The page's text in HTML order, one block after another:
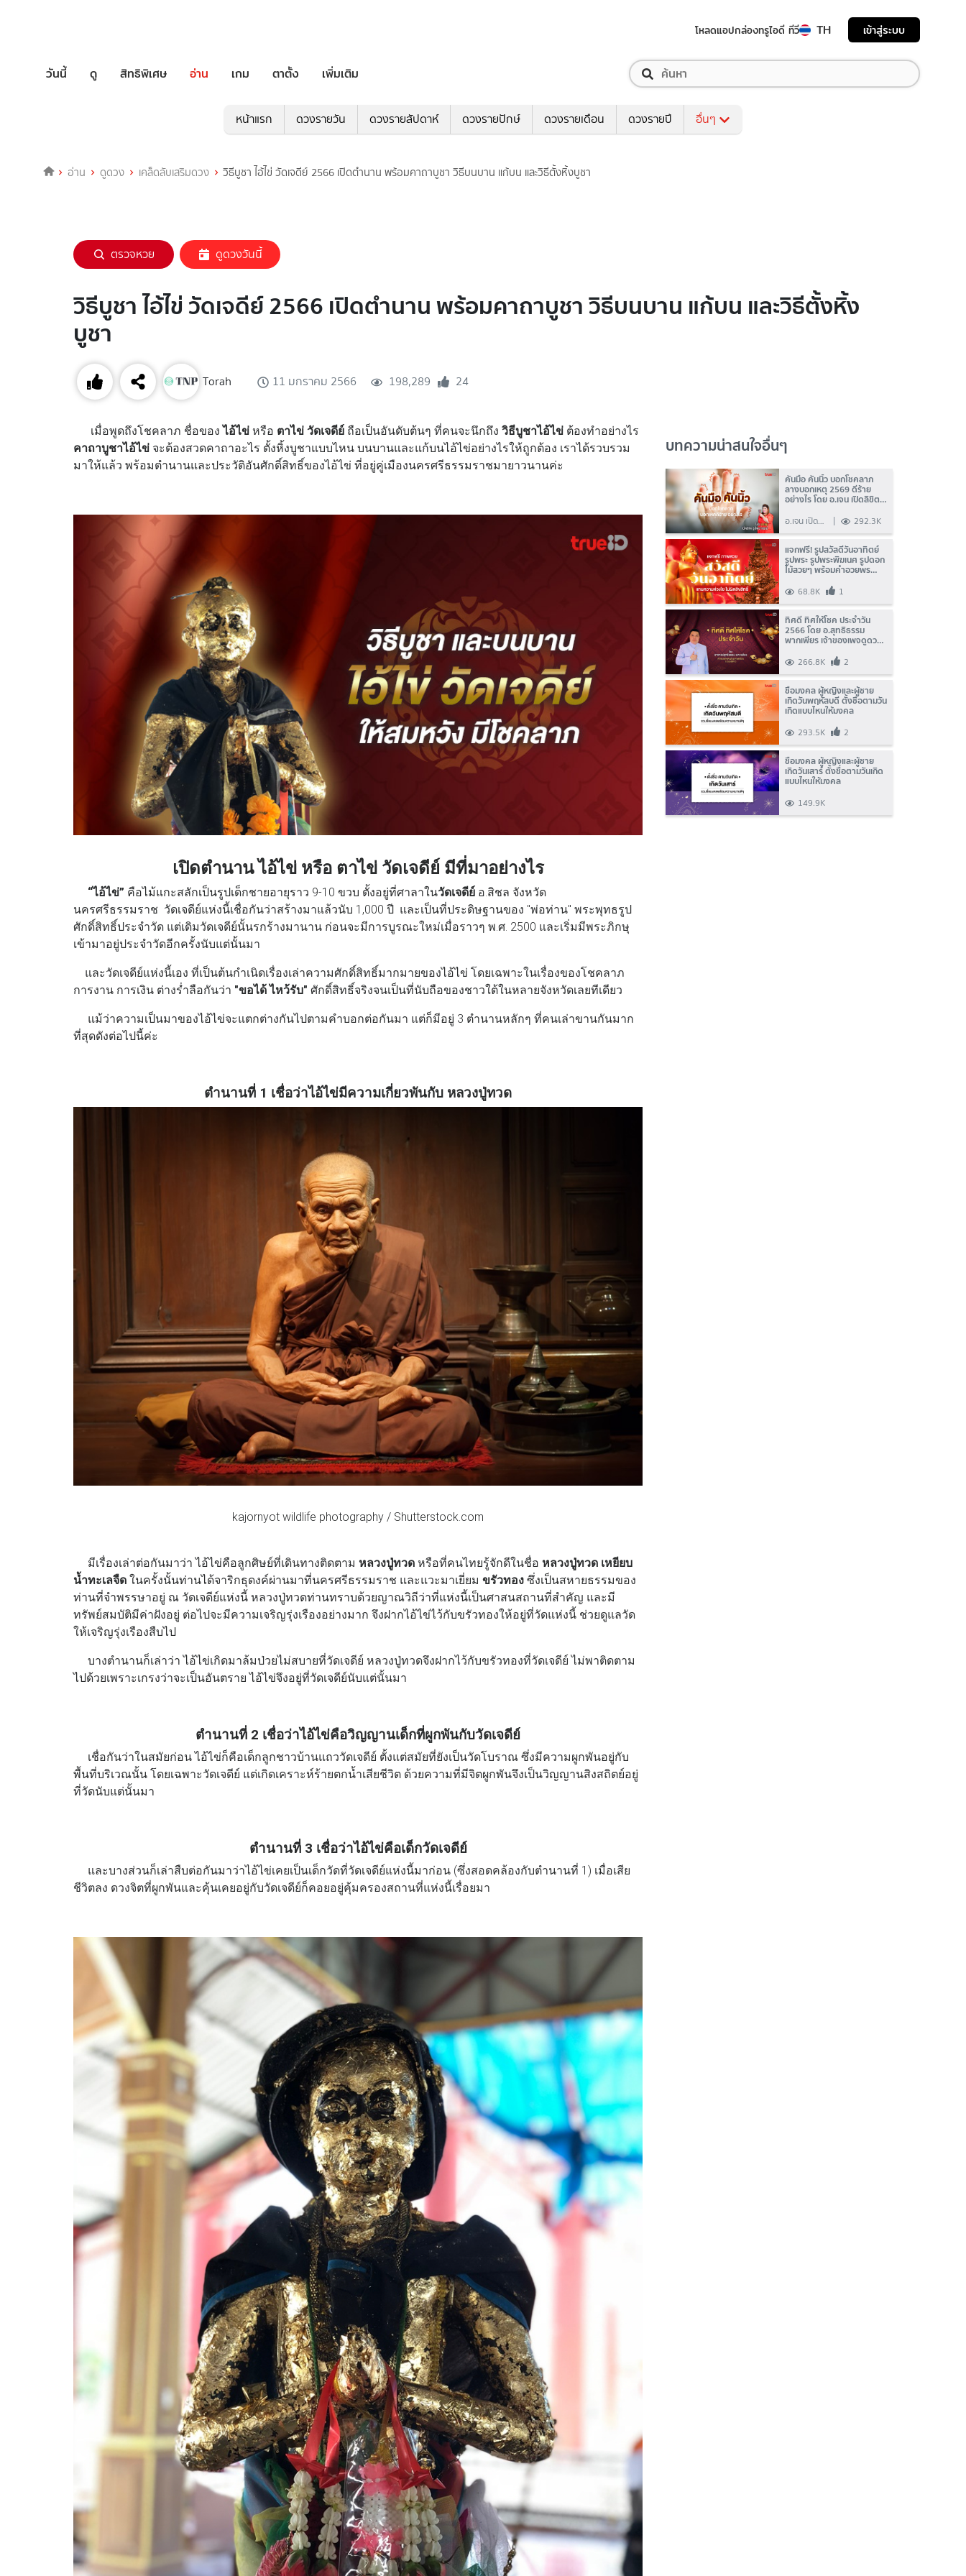
โหลดแอปกล่องทรูไอดี ทีวี TH เข้าสู่ระบบ
วันนี้ ดู สิทธิพิเศษ อ่าน เกม ตาตั้ง เพิ่มเติม
หน้าแรก ดวงรายวัน ดวงรายสัปดาห์ ดวงรายปักษ์ ดวงรายเดือน ดวงรายปี อื่นๆ
อ่าน ดูดวง เคล็ดลับเสริมดวง วิธีบูชา ไอ้ไข่ วัดเจดีย์ 2566 เปิดตำนาน พร้อมคาถาบูชา วิธีบนบาน แก้บน และวิธีตั้งหิ้งบูชา
ตรวจหวย ดูดวงวันนี้
วิธีบูชา ไอ้ไข่ วัดเจดีย์ 2566 เปิดตำนาน พร้อมคาถาบูชา วิธีบนบาน แก้บน และวิธีตั้งหิ้ง
บูชา
Torah 11 มกราคม 2566 198,289 24
เมื่อพูดถึงโชคลาภ ชื่อของ ไอ้ไข่ หรือ ตาไข่ วัดเจดีย์ ถือเป็นอันดับต้นๆ ที่คนจะนึกถึง วิธีบูชาไอ้ไข่ ต้องทำอย่างไร
คาถาบูชาไอ้ไข่ จะต้องสวดคาถาอะไร ตั้งหิ้งบูชาแบบไหน บนบานและแก้บนไอ้ไข่อย่างไรให้ถูกต้อง เราได้รวบรวม
มาให้แล้ว พร้อมตำนานและประวัติอันศักดิ์สิทธิ์ของไอ้ไข่ ที่อยู่คู่เมืองนครศรีธรรมราชมายาวนานค่ะ
เปิดตำนาน ไอ้ไข่ หรือ ตาไข่ วัดเจดีย์ มีที่มาอย่างไร
“ไอ้ไข่” คือไม้แกะสลักเป็นรูปเด็กชายอายุราว 9-10 ขวบ ตั้งอยู่ที่ศาลาในวัดเจดีย์ อ.สิชล จังหวัด
นครศรีธรรมราช วัดเจดีย์แห่งนี้เชื่อกันว่าสร้างมาแล้วนับ 1,000 ปี และเป็นที่ประดิษฐานของ "พ่อท่าน" พระพุทธรูป
ศักดิ์สิทธิ์ประจำวัด แต่เดิมวัดเจดีย์นั้นรกร้างมานาน ก่อนจะมีการบูรณะใหม่เมื่อราวๆ พ.ศ. 2500 และเริ่มมีพระภิกษุ
เข้ามาอยู่ประจำวัดอีกครั้งนับแต่นั้นมา
และวัดเจดีย์แห่งนี้เอง ที่เป็นต้นกำเนิดเรื่องเล่าความศักดิ์สิทธิ์มากมายของไอ้ไข่ โดยเฉพาะในเรื่องของโชคลาภ
การงาน การเงิน ต่างร่ำลือกันว่า "ขอได้ ไหว้รับ" ศักดิ์สิทธิ์จริงจนเป็นที่นับถือของชาวใต้ในหลายจังหวัดเลยทีเดียว
แม้ว่าความเป็นมาของไอ้ไข่จะแตกต่างกันไปตามคำบอกต่อกันมา แต่ก็มีอยู่ 3 ตำนานหลักๆ ที่คนเล่าขานกันมาก
ที่สุดดังต่อไปนี้ค่ะ
ตำนานที่ 1 เชื่อว่าไอ้ไข่มีความเกี่ยวพันกับ หลวงปู่ทวด
kajornyot wildlife photography / Shutterstock.com
มีเรื่องเล่าต่อกันมาว่า ไอ้ไข่คือลูกศิษย์ที่เดินทางติดตาม หลวงปู่ทวด หรือที่คนไทยรู้จักดีในชื่อ หลวงปู่ทวด เหยียบ
น้ำทะเลจืด ในครั้งนั้นท่านได้จาริกธุดงค์ผ่านมาที่นครศรีธรรมราช และแวะมาเยี่ยม ขรัวทอง ซึ่งเป็นสหายธรรมของ
ท่านที่จำพรรษาอยู่ ณ วัดเจดีย์แห่งนี้ หลวงปู่ทวดท่านทราบด้วยญาณวิถีว่าที่แห่งนี้เป็นศาสนสถานที่สำคัญ และมี
ทรัพย์สมบัติมีค่าฝังอยู่ ต่อไปจะมีความเจริญรุ่งเรืองอย่างมาก จึงฝากไอ้ไข่ไว้กับขรัวทองให้อยู่ที่วัดแห่งนี้ ช่วยดูแลวัด
ให้เจริญรุ่งเรืองสืบไป
บางตำนานก็เล่าว่า ไอ้ไข่เกิดมาล้มป่วยไม่สบายที่วัดเจดีย์ หลวงปู่ทวดจึงฝากไว้กับขรัวทองที่วัดเจดีย์ ไม่พาติดตาม
ไปด้วยเพราะเกรงว่าจะเป็นอันตราย ไอ้ไข่จึงอยู่ที่วัดเจดีย์นับแต่นั้นมา
ตำนานที่ 2 เชื่อว่าไอ้ไข่คือวิญญานเด็กที่ผูกพันกับวัดเจดีย์
เชื่อกันว่าในสมัยก่อน ไอ้ไข่ก็คือเด็กลูกชาวบ้านแถววัดเจดีย์ ตั้งแต่สมัยที่ยังเป็นวัดโบราณ ซึ่งมีความผูกพันอยู่กับ
พื้นที่บริเวณนั้น โดยเฉพาะวัดเจดีย์ แต่เกิดเคราะห์ร้ายตกน้ำเสียชีวิต ด้วยความที่มีจิตผูกพันจึงเป็นวิญญานสิงสถิตย์อยู่
ที่วัดนับแต่นั้นมา
ตำนานที่ 3 เชื่อว่าไอ้ไข่คือเด็กวัดเจดีย์
และบางส่วนก็เล่าสืบต่อกันมาว่าไอ้ไข่เคยเป็นเด็กวัดที่วัดเจดีย์แห่งนี้มาก่อน (ซึ่งสอดคล้องกับตำนานที่ 1) เมื่อเสีย
ชีวิตลง ดวงจิตที่ผูกพันและคุ้นเคยอยู่กับวัดเจดีย์ก็คอยอยู่คุ้มครองสถานที่แห่งนี้เรื่อยมา
บทความน่าสนใจอื่นๆ
คันมือ คันนิ้ว บอกโชคลาภ
ลางบอกเหตุ 2569 ดีร้าย
อย่างไร โดย อ.เจน เปิดลิขิต
อ.เจน เปิด
ลิขิต ธูป
พยากรณ์
292.3K
แจกฟรี! รูปสวัสดีวันอาทิตย์
รูปพระ รูปพระพิฆเนศ รูปดอก
ไม้สวยๆ พร้อมคำอวยพร
68.8K 1
ทิศดี ทิศให้โชค ประจำวัน
2566 โดย อ.สุทธิธรรม
พากเพียร เจ้าของเพจดูดวง
266.8K 2
ชื่อมงคล ผู้หญิงและผู้ชาย
เกิดวันพฤหัสบดี ตั้งชื่อตามวัน
เกิดแบบไหนให้มงคล
293.5K 2
ชื่อมงคล ผู้หญิงและผู้ชาย
เกิดวันเสาร์ ตั้งชื่อตามวันเกิด
แบบไหนให้มงคล
149.9K